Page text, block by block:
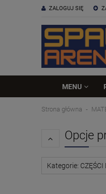
ZALOGUJ SIĘ
MENU
Strona główna
Opcje
Kategorie: CZĘŚCI